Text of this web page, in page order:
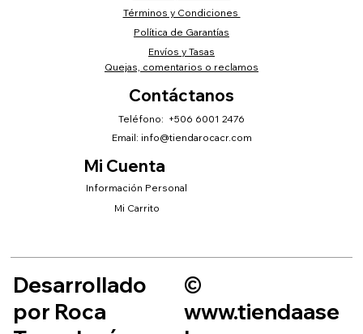
Términos y Condiciones
Envíos y Tasas
Política de Garantías
Quejas, comentarios o reclamos
Mi Cuenta
Información Personal
Mi Carrito
Contáctanos
Teléfono: +506 6001 2476
Email: info@tiendarocacr.com
Desarrollado
por Roca
©
www.tiendaase